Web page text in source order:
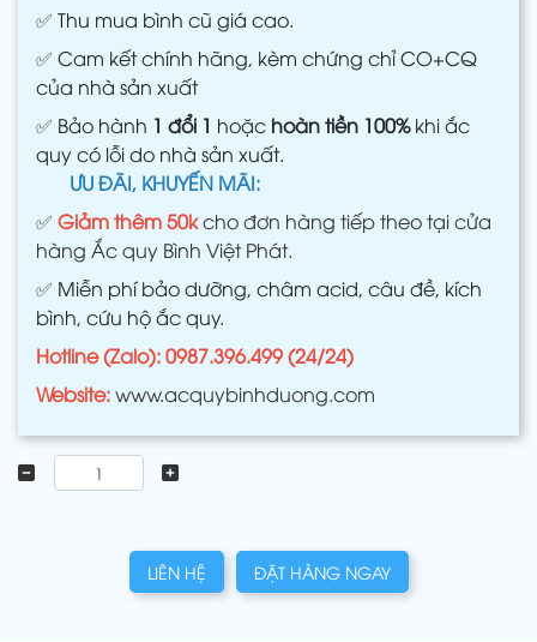
✅ Thu mua bình cũ giá cao.
✅ Cam kết chính hãng, kèm chứng chỉ CO+CQ
của nhà sản xuất
✅ Bảo hành 1 đổi 1 hoặc hoàn tiền 100%khi ắc
quy có lỗi do nhà sản xuất.
ƯU ĐÃI, KHUYẾN MÃI:
✅ Giảm thêm 50kcho đơn hàng tiếp theo tại cửa
hàng Ắc quy Bình Việt Phát.
✅ Miễn phí bảo dưỡng, châm acid, câu đề, kích
bình, cứu hộ ắc quy.
Hotline (Zalo): 0987.396.499 (24/24)
Website:www.acquybinhduong.com
LIÊN HỆ ĐẶT HÀNG NGAY